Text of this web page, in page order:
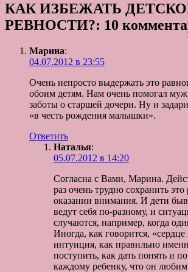
КАК ИЗБЕЖАТЬ
РЕВНОСТИ?: 10
Марина:
04.07.2012 в 23:55
Очень непросто выдержать это
обоим детям. Нам очень помогал муж,
заботы о старшей дочери. Ну и
«в честь рождения малышки».
Ответить
Наталья:
05.07.2012 в 14:20
Согласна с Вами, Марина.
раз очень трудно сохранить это
оказании внимания. И дети
ведут себя по-разному, и
случаются, например, когда
Иногда, как говорится, «сердце
интуиция, как правильно
поступить, как дать понять и
каждому ребенку, что он